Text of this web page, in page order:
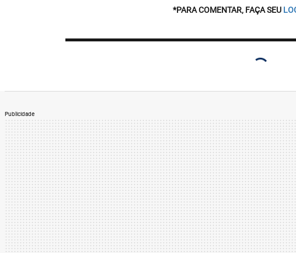
nos telômeros, na diversidade da flora
resposta do corpo humano aos voos espaciais”,
chefiar os estudos sobre os biomarcadores
que diminui à medida que envelhecemos. Eles
do envelhecimento acelerado ou de alguns dos
doença cardiovascular ou câncer”, explicou.
*PARA COMENTAR, FAÇA SEU
Publicidade